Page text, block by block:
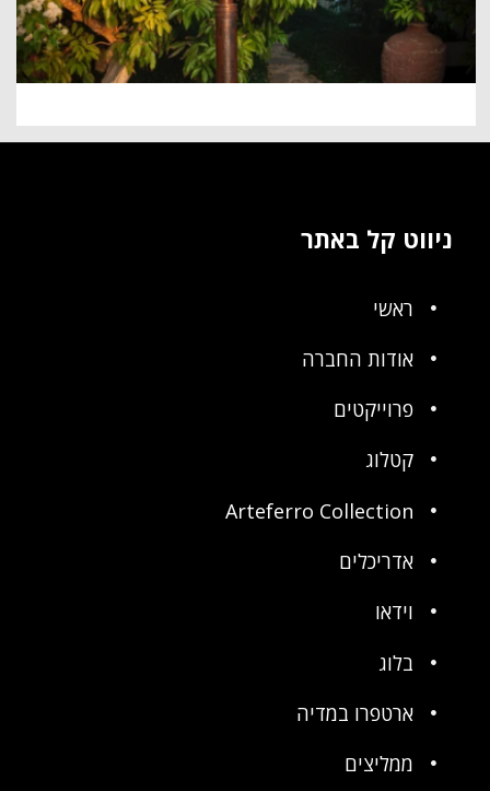
ניווט קל באתר
ראשי
אודות החברה
פרוייקטים
קטלוג
Arteferro Collection
אדריכלים
וידאו
בלוג
ארטפרו במדיה
ממליצים